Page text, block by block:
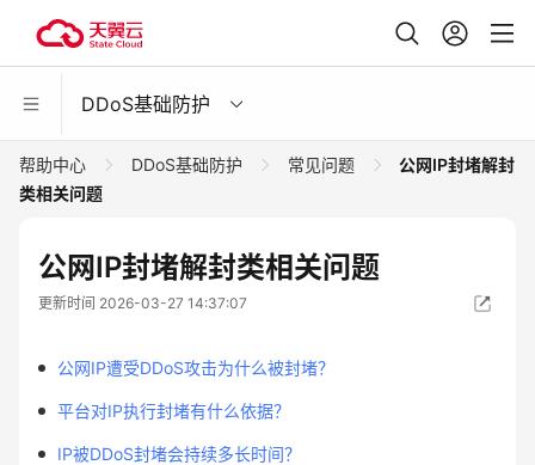
DDoS基础防护
帮助中心 DDoS基础防护 常见问题
公网IP封堵解封
类相关问题
公网IP封堵解封类相关问题
更新时间 2026-03-27 14:37:07
公网IP遭受DDoS攻击为什么被封堵？
平台对IP执行封堵有什么依据？
IP被DDoS封堵会持续多长时间？